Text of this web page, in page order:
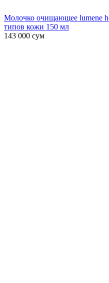
Молочко очищающее lumene
типов кожи 150 мл
143 000 сум